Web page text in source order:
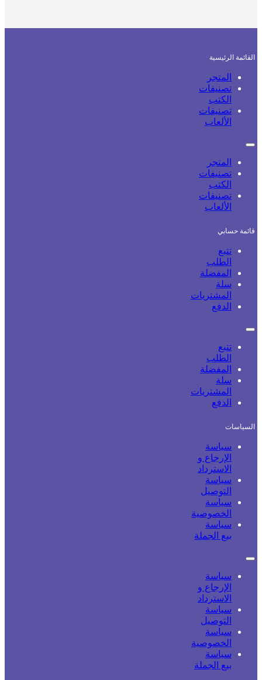
القائمة الرئيسية
المتجر
تصنيفات
الكتب
تصنيفات
الألعاب
المتجر
تصنيفات
الكتب
تصنيفات
الألعاب
قائمة حسابي
تتبع
الطلب
المفضلة
سلة
المشتريات
الدفع
تتبع
الطلب
المفضلة
سلة
المشتريات
الدفع
السياسات
سياسة
الإرجاع و
الاسترداد
سياسة
التوصيل
سياسة
الخصوصية
سياسة
بيع الجملة
سياسة
الإرجاع و
الاسترداد
سياسة
التوصيل
سياسة
الخصوصية
سياسة
بيع الجملة